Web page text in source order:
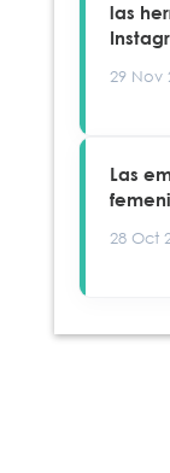
las
29 Nov
Las
28 Oct